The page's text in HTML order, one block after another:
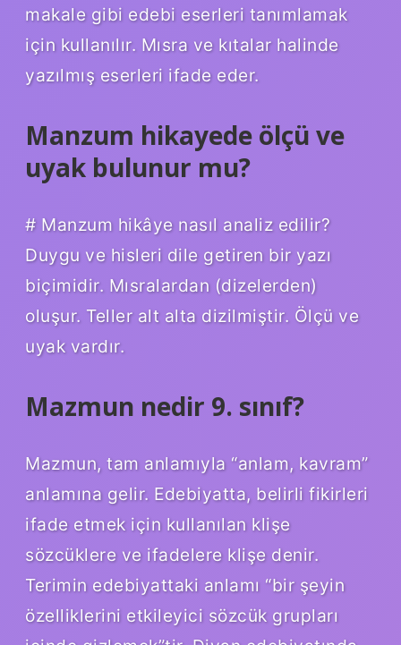
makale gibi edebi eserleri tanımlamak
için kullanılır. Mısra ve kıtalar halinde
yazılmış eserleri ifade eder.
Manzum hikayede ölçü ve
uyak bulunur mu?
# Manzum hikâye nasıl analiz edilir?
Duygu ve hisleri dile getiren bir yazı
biçimidir. Mısralardan (dizelerden)
oluşur. Teller alt alta dizilmiştir. Ölçü ve
uyak vardır.
Mazmun nedir 9. sınıf?
Mazmun, tam anlamıyla “anlam, kavram”
anlamına gelir. Edebiyatta, belirli fikirleri
ifade etmek için kullanılan klişe
sözcüklere ve ifadelere klişe denir.
Terimin edebiyattaki anlamı “bir şeyin
özelliklerini etkileyici sözcük grupları